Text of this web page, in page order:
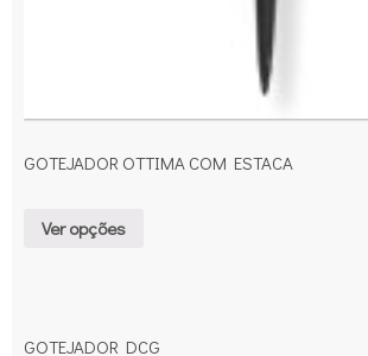
GOTEJADOR OTTIMA COM ESTACA
Ver opções
GOTEJADOR DCG